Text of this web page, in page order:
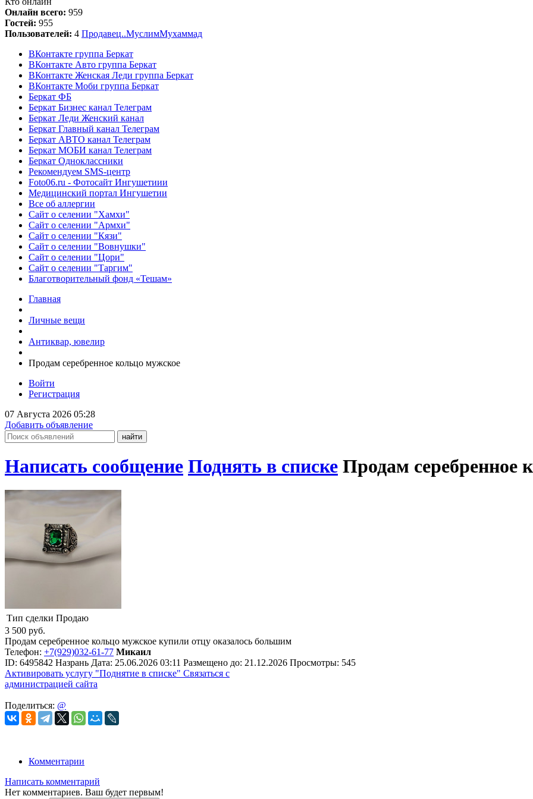
Онлайн всего: 959
Гостей: 955
Пользователей: 4 Продавец..МуслимМухаммад
ВКонтакте группа Беркат
ВКонтакте Авто группа Беркат
ВКонтакте Женская Леди группа Беркат
ВКонтакте Моби группа Беркат
Беркат ФБ
Беркат Бизнес канал Телеграм
Беркат Леди Женский канал
Беркат Главный канал Телеграм
Беркат АВТО канал Телеграм
Беркат МОБИ канал Телеграм
Беркат Одноклассники
Рекомендуем SMS-центр
Foto06.ru - Фотосайт Ингушетиии
Медицинский портал Ингушетии
Все об аллергии
Сайт о селении "Хамхи"
Сайт о селении "Армхи"
Сайт о селении "Кязи"
Сайт о селении "Вовнушки"
Сайт о селении "Цори"
Сайт о селении "Таргим"
Благотворительный фонд «Тешам»
Главная
Личные вещи
Антиквар, ювелир
Продам серебренное кольцо мужское
Войти
Регистрация
07 Августа 2026 05:28
Добавить объявление
Написать сообщение Поднять в списке Продам серебренное
Тип сделки Продаю
3 500 руб.
Продам серебренное кольцо мужское купили отцу оказалось большим
Телефон: +7(929)032-61-77 Микаил
ID: 6495842 Назрань Дата: 25.06.2026 03:11 Размещено до: 21.12.2026 Просмотры: 545
Активировать услугу "Поднятие в списке" Связаться с
администрацией сайта
Поделиться: @
Комментарии
Написать комментарий
Нет комментариев. Ваш будет первым!